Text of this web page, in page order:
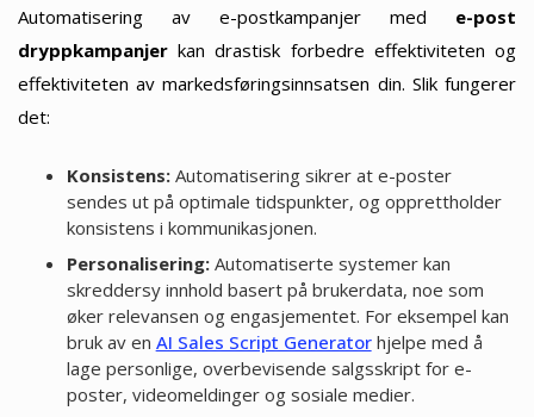
Automatisering av e-postkampanjer med e-post
dryppkampanjer kan drastisk forbedre effektiviteten og
effektiviteten av markedsføringsinnsatsen din. Slik fungerer
det:
Konsistens:Automatisering sikrer at e-poster
sendes ut på optimale tidspunkter, og opprettholder
konsistens i kommunikasjonen.
Personalisering:Automatiserte systemer kan
skreddersy innhold basert på brukerdata, noe som
øker relevansen og engasjementet. For eksempel kan
bruk av en AI Sales Script Generatorhjelpe med å
lage personlige, overbevisende salgsskript for e-
poster, videomeldinger og sosiale medier.